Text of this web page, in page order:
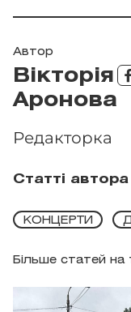
Автор
Вікторія
Аронова
Редакторка
Статті автора
Більше статей на
КОНЦЕРТИ